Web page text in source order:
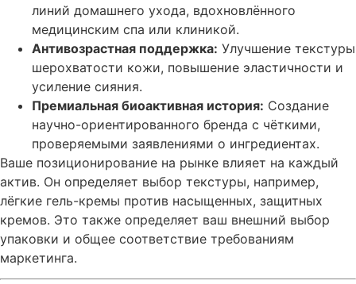
линий домашнего ухода, вдохновлённого
медицинским спа или клиникой.
Антивозрастная поддержка: Улучшение текстуры
шерохватости кожи, повышение эластичности и
усиление сияния.
Премиальная биоактивная история: Создание
научно-ориентированного бренда с чёткими,
проверяемыми заявлениями о ингредиентах.
Ваше позиционирование на рынке влияет на каждый
актив. Он определяет выбор текстуры, например,
лёгкие гель-кремы против насыщенных, защитных
кремов. Это также определяет ваш внешний выбор
упаковки и общее соответствие требованиям
маркетинга.